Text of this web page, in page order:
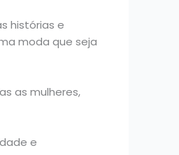
histórias e
moda que seja
as mulheres,
e